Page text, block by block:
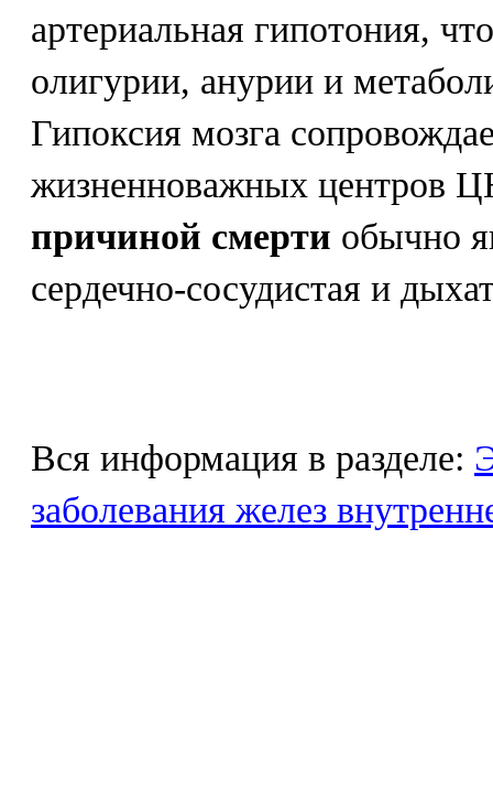
артериальная гипотония,
олигурии, анурии и
Гипоксия мозга
жизненноважных центров
причиной смерти обычно
сердечно-сосудистая и
Вся информация в разделе:
заболевания желез